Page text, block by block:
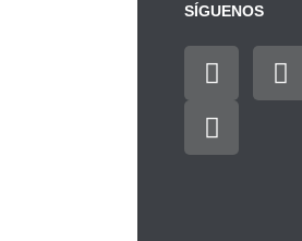
SÍGUENOS